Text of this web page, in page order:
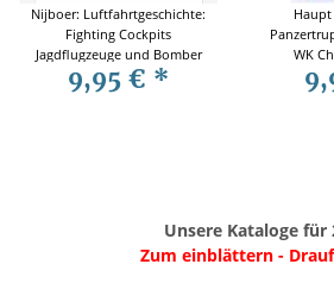
Nijboer: Luftfahrtgeschichte:
Fighting Cockpits
Jagdflugzeuge und Bomber
9,95 € *
Haupt
WK
Unsere Kataloge für
Zum einblättern -